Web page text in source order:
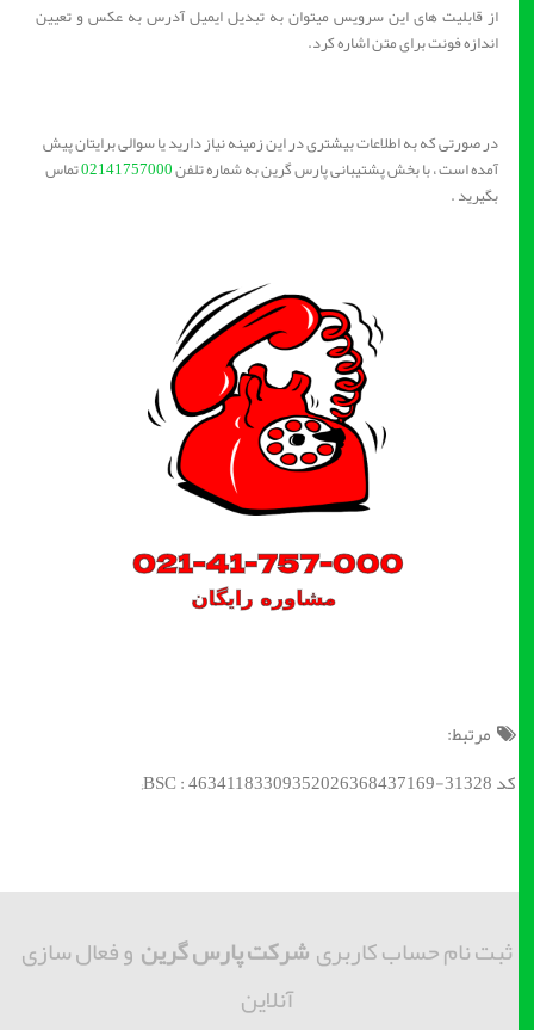
از قابلیت های این سرویس میتوان به تبدیل ایمیل آدرس به عکس و تعیین
اندازه فونت برای متن اشاره کرد.
در صورتی که به اطلاعات بیشتری در این زمینه نیاز دارید یا سوالی برایتان پیش
آمده است ، با بخش پشتیبانی پارس گرین به شماره تلفن02141757000تماس
بگیرید .
مرتبط:
کد BSC : 46341183309352026368437169-31328;
ثبت نام حساب کاربریشرکت پارس گرینو فعال سازی
آنلاین